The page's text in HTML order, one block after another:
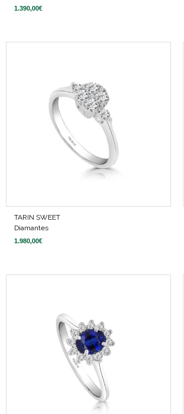
1.390,00€
TARIN SWEET
Diamantes
1.980,00€